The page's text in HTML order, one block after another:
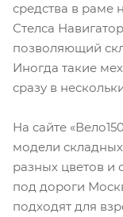
средства в раме
Стелса
позволяющий
Иногда такие
сразу в
На сайте
модели
разных цветов и
под дороги
подходят для